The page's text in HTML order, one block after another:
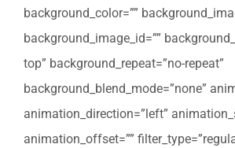
background_color=””
background_image_id=””
top” background_repeat=”no-repeat”
background_blend_mode=”none”
animation_direction=”left”
animation_offset=””